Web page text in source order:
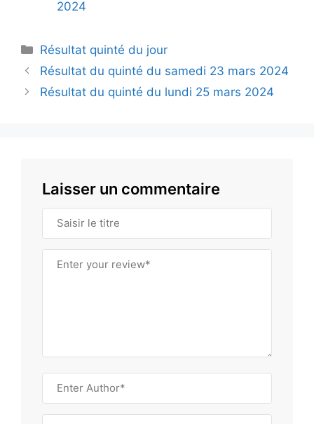
2024
Catégories
Résultat quinté du jour
Résultat du quinté du samedi 23 mars 2024
Résultat du quinté du lundi 25 mars 2024
Laisser un commentaire